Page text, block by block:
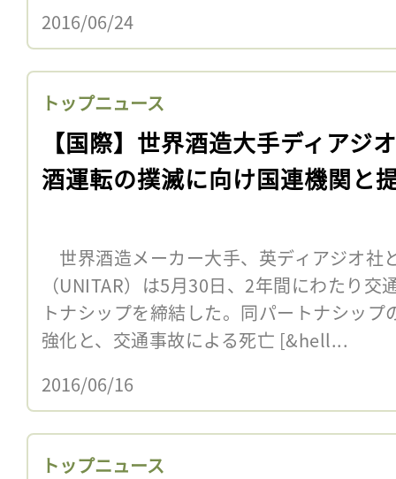
2016/06/24
トップニュース
【国際】世界酒造大手ディアジ
酒運転の撲滅に向け国連機関と
世界酒造メーカー大手、英ディアジオ社
（UNITAR）は5月30日、2年間にわたり
トナシップを締結した。同パートナシッ
強化と、交通事故による死亡 [&hell...
2016/06/16
トップニュース